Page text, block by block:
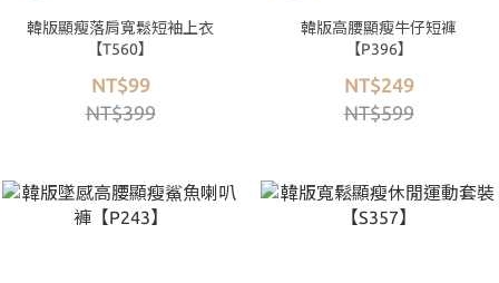
韓版顯瘦落肩寬鬆短袖上衣
【T560】
NT$99
NT$399
韓版高腰顯瘦牛仔短褲
【P396】
NT$249
NT$599